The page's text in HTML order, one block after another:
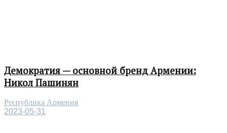
Демократия — основной бренд Армении:
Никол Пашинян
Республика Армения
2023-05-31